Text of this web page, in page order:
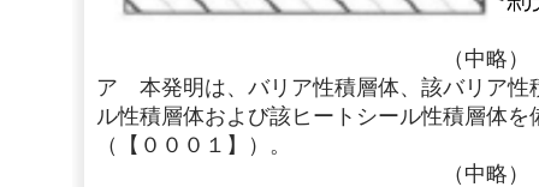
（中略）
ア 本発明は、バリア性積層体、該バリア性
ル性積層体および該ヒートシール性積層体
（【０００１】）。
（中略）